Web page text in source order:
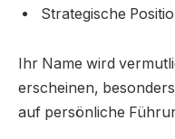
Strategische
Ihr Name wird
erscheinen,
auf persönliche